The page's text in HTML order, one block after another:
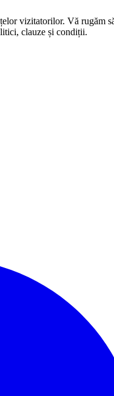
vizitatorilor. Vă rugăm
clauze și condiții.